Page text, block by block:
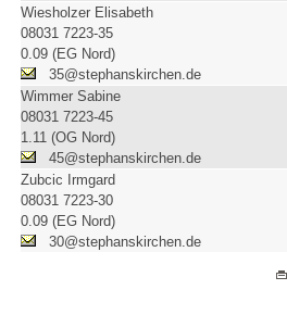
Wiesholzer Elisabeth
08031 7223-35
0.09 (EG Nord)
35@stephanskirchen.de
Wimmer Sabine
08031 7223-45
1.11 (OG Nord)
45@stephanskirchen.de
Zubcic Irmgard
08031 7223-30
0.09 (EG Nord)
30@stephanskirchen.de